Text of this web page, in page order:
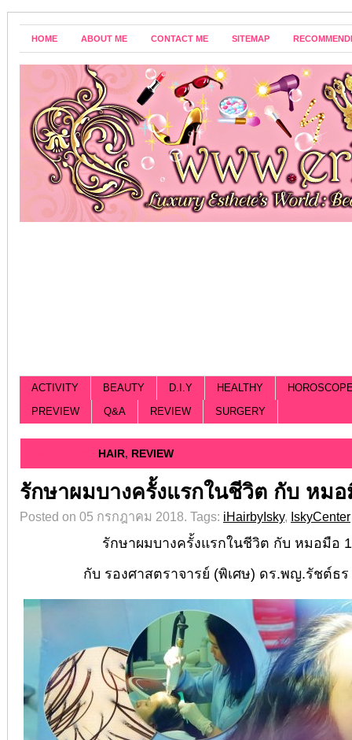
HOME ABOUT ME CONTACT ME SITEMAP
ACTIVITY BEAUTY D.I.Y HEALTHY
PREVIEW
Q&A REVIEW SURGERY
HAIR, REVIEW
รักษาผมบางครั้งแรกในชีวิต กับ หม
Posted on 05 กรกฎาคม 2018. Tags: iHairbyIsky, IskyCenter
รักษาผมบางครั้งแรกในชีวิต กับ หมอมือ
กับ รองศาสตราจารย์ (พิเศษ) ดร.พญ.รัชต์ธ